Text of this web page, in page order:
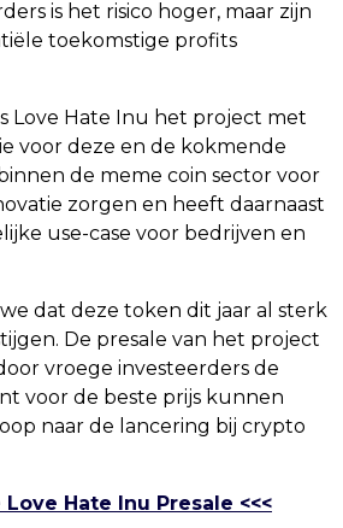
is het risico hoger, maar zijn
toekomstige profits
Love Hate Inu het project met
voor deze en de kokmende
de meme coin sector voor
zorgen en heeft daarnaast
use-case voor bedrijven en
dat deze token dit jaar al sterk
De presale van het project
vroege investeerders de
voor de beste prijs kunnen
naar de lancering bij crypto
Hate Inu Presale <<<